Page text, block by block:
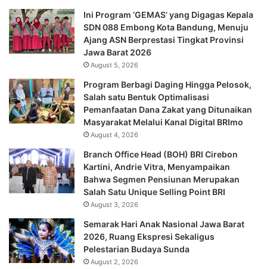
Ini Program ‘GEMAS’ yang Digagas Kepala
SDN 088 Embong Kota Bandung, Menuju
Ajang ASN Berprestasi Tingkat Provinsi
Jawa Barat 2026
August 5, 2026
Program Berbagi Daging Hingga Pelosok,
Salah satu Bentuk Optimalisasi
Pemanfaatan Dana Zakat yang Ditunaikan
Masyarakat Melalui Kanal Digital BRImo
August 4, 2026
Branch Office Head (BOH) BRI Cirebon
Kartini, Andrie Vitra, Menyampaikan
Bahwa Segmen Pensiunan Merupakan
Salah Satu Unique Selling Point BRI
August 3, 2026
Semarak Hari Anak Nasional Jawa Barat
2026, Ruang Ekspresi Sekaligus
Pelestarian Budaya Sunda
August 2, 2026